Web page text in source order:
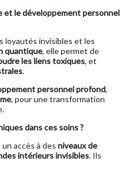
et le développement personnel
loyautés invisibles et les
quantique, elle permet de
les liens toxiques, et
.
personnel profond,
, pour une transformation
dans ces soins ?
accès à des niveaux de
intérieurs invisibles. Ils